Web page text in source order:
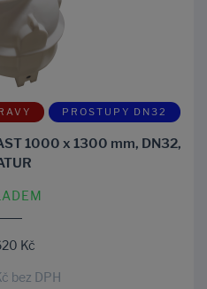
PROSTUPY DN32
1000 x 1300 mm, DN32,
Kč
bez DPH